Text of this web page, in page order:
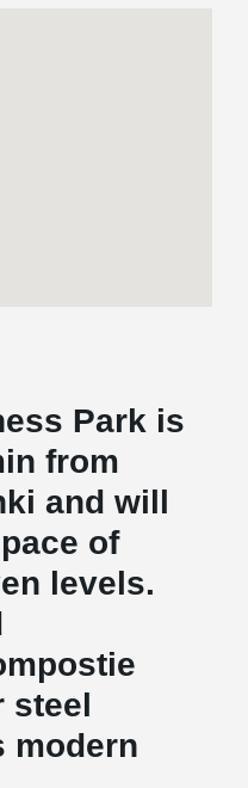
Park is
from
and will
of
levels.
steel
modern